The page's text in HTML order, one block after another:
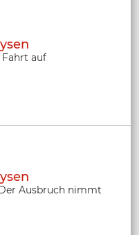
auf
Ausbruch nimmt